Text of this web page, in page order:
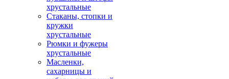
хрустальные
Стаканы, стопки и
кружки
хрустальные
Рюмки и фужеры
хрустальные
Масленки,
сахарницы и